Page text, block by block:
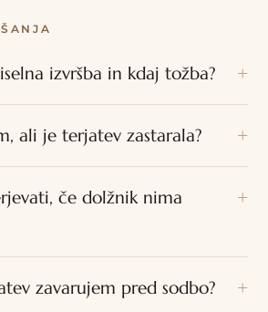
izvršba in kdaj tožba?
ali je terjatev zastarala?
če dolžnik nima
zavarujem pred sodbo?